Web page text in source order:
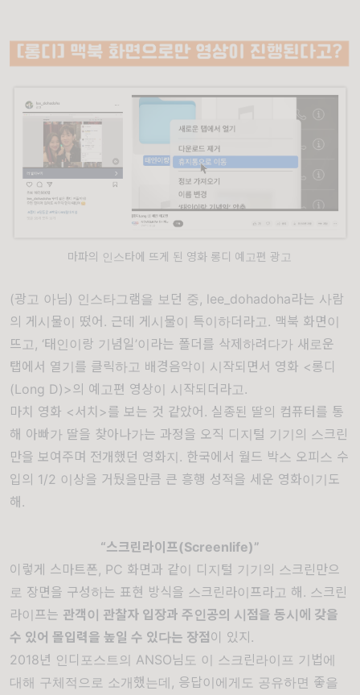
마파의 인스타에 뜨게 된 영화 롱디 예고편 광고
(광고 아님) 인스타그램을 보던 중, lee_dohadoha라는 사람
의 게시물이 떴어. 근데 게시물이 특이하더라고. 맥북 화면이
뜨고, ‘태인이랑 기념일’이라는 폴더를 삭제하려다가 새로운
탭에서 열기를 클릭하고 배경음악이 시작되면서 영화 <롱디
(Long D)>의 예고편 영상이 시작되더라고.
마치 영화 <서치>를 보는 것 같았어. 실종된 딸의 컴퓨터를 통
해 아빠가 딸을 찾아나가는 과정을 오직 디지털 기기의 스크린
만을 보여주며 전개했던 영화지. 한국에서 월드 박스 오피스 수
입의 1/2 이상을 거뒀을만큼 큰 흥행 성적을 세운 영화이기도
해.
“스크린라이프(Screenlife)”
이렇게 스마트폰, PC 화면과 같이 디지털 기기의 스크린만으
로 장면을 구성하는 표현 방식을 스크린라이프라고 해. 스크린
라이프는 관객이 관찰자 입장과 주인공의 시점을 동시에 갖을
수 있어 몰입력을 높일 수 있다는 장점이 있지.
2018년 인디포스트의 ANSO님 도 이 스크린라이프 기법에
대해 구체적으로 소개했는데, 응답이에게도 공유하면 좋을